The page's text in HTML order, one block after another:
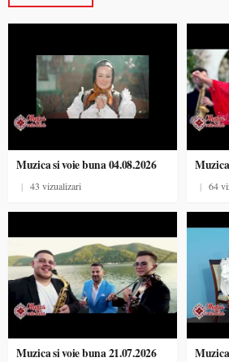
Muzica si voie buna 04.08.2026
| 43 vizualizari | 64
Muzica si voie buna 21.07.2026